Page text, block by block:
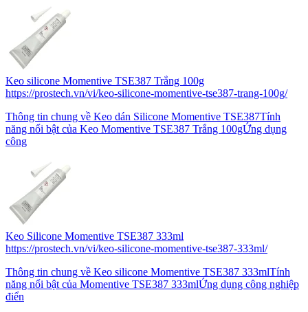
Keo silicone Momentive TSE387 Trắng 100g
https://prostech.vn/vi/keo-silicone-momentive-tse387-trang-100g/
Thông tin chung về Keo dán Silicone Momentive TSE387Tính
năng nổi bật của Keo Momentive TSE387 Trắng 100gỨng dụng
công
Keo Silicone Momentive TSE387 333ml
https://prostech.vn/vi/keo-silicone-momentive-tse387-333ml/
Thông tin chung về Keo silicone Momentive TSE387 333mlTính
năng nổi bật của Momentive TSE387 333mlỨng dụng công nghiệp
điển